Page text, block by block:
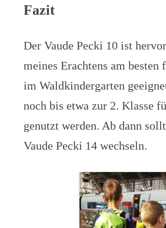
Fazit
Der Vaude Pecki 10 ist
meines Erachtens am besten
im Waldkindergarten
noch bis etwa zur 2. Klasse
genutzt werden. Ab dann
Vaude Pecki 14 wechseln.